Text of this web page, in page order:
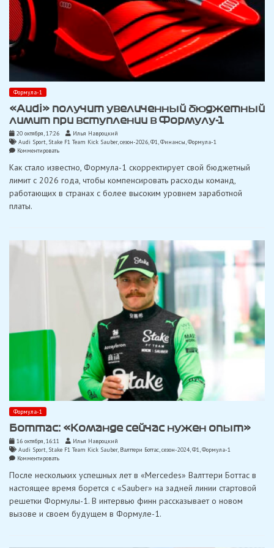
Формула-1
«Audi» получит увеличенный бюджетный
лимит при вступлении в Формулу-1
20 октября, 17:26
Илья Навроцкий
Audi Sport, Stake F1 Team Kick Sauber,сезон-2026,Ф1,Финансы,Формула-1
Комментироватьon
получит
бюджетный
лимит
Как стало известно, Формула-1 скорректирует свой бюджетный
лимит с 2026 года, чтобы компенсировать расходы команд,
работающих в странах с более высоким уровнем заработной
платы.
Формула-1
Боттас: «Команде сейчас нужен опыт»
16 октября, 16:11
Илья Навроцкий
Audi Sport, Stake F1 Team Kick Sauber, Валттери Боттас,сезон-2024,Ф1,Формула-1
Комментироватьon
«Команде
нужен
опыт»
После нескольких успешных лет в «Mercedes» Валттери Боттас в
настоящее время борется с «Sauber» на задней линии стартовой
решетки Формулы-1. В интервью финн рассказывает о новом
вызове и своем будущем в Формуле-1.